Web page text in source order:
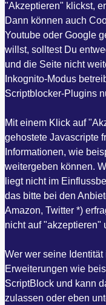
"Akzeptieren" klickst,
Dann können auch
Youtube oder Google
willst, solltest Du
und die Seite nicht
Inkognito-Modus
Scriptblocker-Plugins
Mit einem Klick auf
gehostete Javascripte
Informationen, wie
weitergeben können.
liegt nicht im
das bitte bei den
Amazon, Twitter *)
nicht auf "akzeptieren"
Wer wer seine
Erweiterungen wie
ScriptBlock und kann
zulassen oder eben